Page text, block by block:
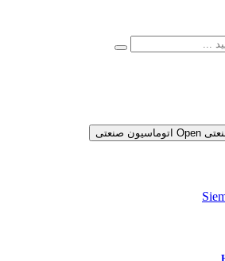
Open اتوماسیون صنعتی